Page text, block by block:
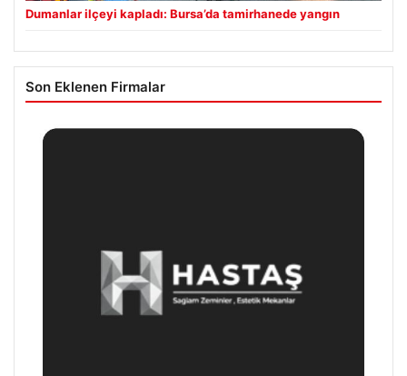
Dumanlar ilçeyi kapladı: Bursa’da tamirhanede yangın
Son Eklenen Firmalar